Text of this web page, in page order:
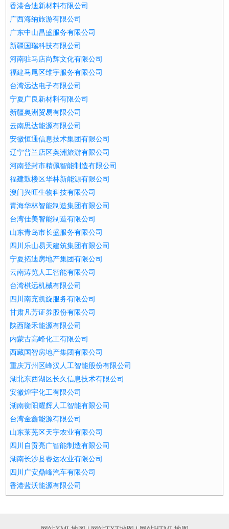
香港合迪新材料有限公司
广西海纳旅游有限公司
广东中山昌盛服务有限公司
新疆国瑞科技有限公司
河南驻马店尚辉文化有限公司
福建马尾区维宇服务有限公司
台湾远达电子有限公司
宁夏广良新材料有限公司
新疆奥洲贸易有限公司
云南思达能源有限公司
安徽恒通信息技术集团有限公司
辽宁普兰店区奥洲旅游有限公司
河南登封市精佩智能制造有限公司
福建鼓楼区华林新能源有限公司
澳门兴旺生物科技有限公司
青海华林智能制造集团有限公司
台湾佳美智能制造有限公司
山东青岛市长盛服务有限公司
四川乐山易天建筑集团有限公司
宁夏拓迪房地产集团有限公司
云南涛览人工智能有限公司
台湾棋远机械有限公司
四川南充凯旋服务有限公司
甘肃凡芳证券股份有限公司
陕西隆禾能源有限公司
内蒙古高峰化工有限公司
西藏国智房地产集团有限公司
重庆万州区峰汉人工智能股份有限公司
湖北东西湖区长久信息技术有限公司
安徽煌宇化工有限公司
湖南衡阳耀辉人工智能有限公司
台湾金鑫能源有限公司
山东莱芜区天宇农业有限公司
四川自贡亮广智能制造有限公司
湖南长沙县睿达农业有限公司
四川广安鼎峰汽车有限公司
香港蓝沃能源有限公司